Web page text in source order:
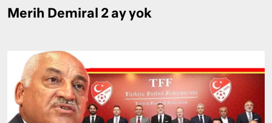
Merih Demiral 2 ay yok